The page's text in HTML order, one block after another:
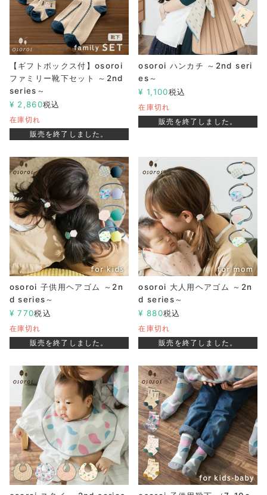
【ギフトボックス付】osoroi
ファミリー靴下セット ～2nd
series～
¥ 2,860税込
在庫切れ
販売を終了しました。
osoroi ハンカチ ～2nd seri
es～
¥ 1,100税込
在庫切れ
販売を終了しました。
osoroi 子供用ヘアゴム ～2n
d series～
¥ 770税込
在庫切れ
販売を終了しました。
osoroi 大人用ヘアゴム ～2n
d series～
¥ 880税込
在庫切れ
販売を終了しました。